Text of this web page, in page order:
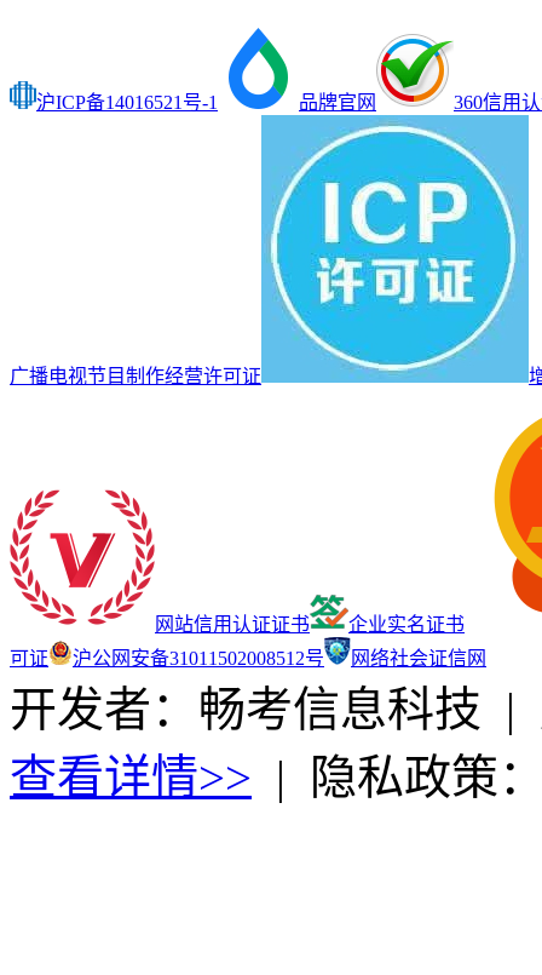
沪ICP备14016521号-1 品牌官网 360信用
广播电视节目制作经营许可证
网站信用认证证书
企业实名证书
可证
沪公网安备31011502008512号 网络社会证信网
开发者：畅考信息科技 |
查看详情>> | 隐私政策